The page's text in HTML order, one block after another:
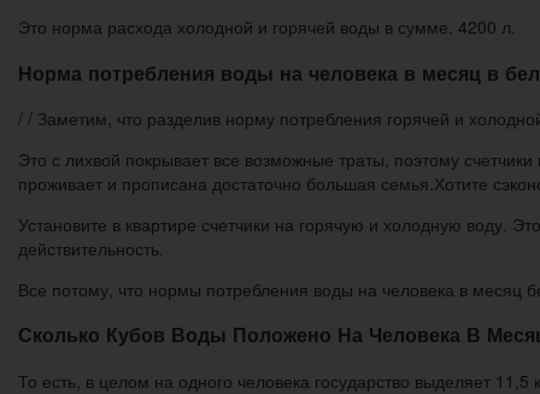
Это норма расхода холодной и горячей воды в сумме. 4200 л.
Норма потребления воды на человека в месяц в
/ / Заметим, что разделив норму потребления горячей и
Это с лихвой покрывает все возможные траты, поэтому
проживает и прописана достаточно большая семья.Хотите
Установите в квартире счетчики на горячую и холодную воду.
действительность.
Все потому, что нормы потребления воды на человека в месяц
Сколько Кубов Воды Положено На Человека В
То есть, в целом на одного человека государство выделяет 11,5